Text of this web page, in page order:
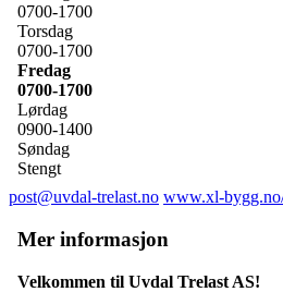
0700-1700
Torsdag
0700-1700
Fredag
0700-1700
Lørdag
0900-1400
Søndag
Stengt
post@uvdal-trelast.no www.xl-
Mer informasjon
Velkommen til Uvdal Trelast AS!